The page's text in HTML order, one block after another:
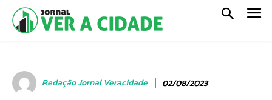
Redação Jornal Veracidade 02/08/2023